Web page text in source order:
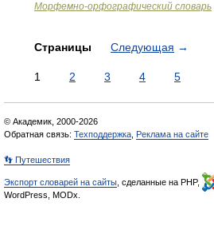
Морфемно-орфографический словарь
Страницы Следующая →
1 2 3 4 5
© Академик, 2000-2026
Обратная связь: Техподдержка Реклама на сайте
👣 Путешествия
Экспорт словарей на сайты , сделанные на PHP,
WordPress, MODx.